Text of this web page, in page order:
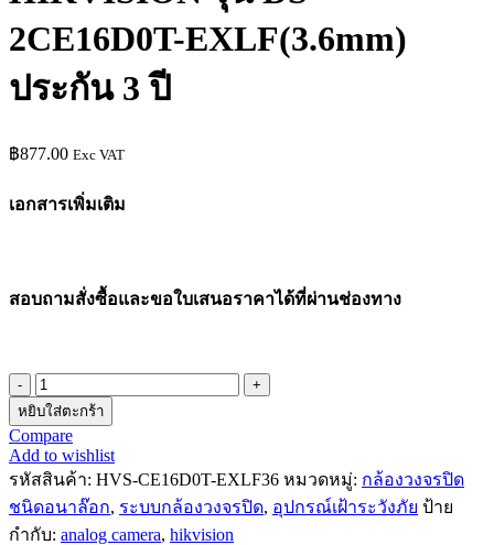
2CE16D0T-EXLF(3.6mm)
ประกัน 3 ปี
฿877.00 Exc VAT
เอกสารเพิ่มเติม
สอบถามสั่งซื้อและขอใบเสนอราคาได้ที่ผ่านช่องทาง
จำนวน
กล้อง
วง
จร
อ
หยิบใส่ตะกร้า
Compare
Add to wishlist
รหัสสินค้า: HVS-CE16D0T-EXLF36 หมวดหมู่: กล้องวงจรปิด
ชนิดอนาล๊อก, ระบบกล้องวงจรปิด, อุปกรณ์เฝ้าระวังภัย ป้าย
กำกับ: analog camera, hikvision